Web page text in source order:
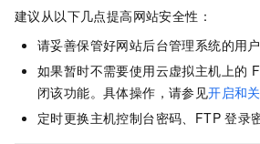
建议从以下几点提高网站安全性：
请妥善保管好网站后台管理系统的用户
如果暂时不需要使用云虚拟主机上的
闭该功能。具体操作，请参见开启和
定时更换主机控制台密码、FTP 登录